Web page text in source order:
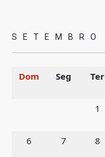
SETEMBRO
Dom Seg Ter
1
6 7 8